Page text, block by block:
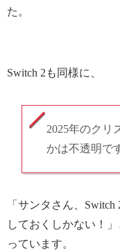
た。
Switch 2も同様に、
2025年のクリ
かは不透明で
「サンタさん、
しておくしかない！
っています。